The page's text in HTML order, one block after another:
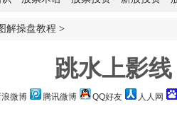
解操盘教程 >
跳水上影线
微博 腾讯微博 QQ好友 人人网